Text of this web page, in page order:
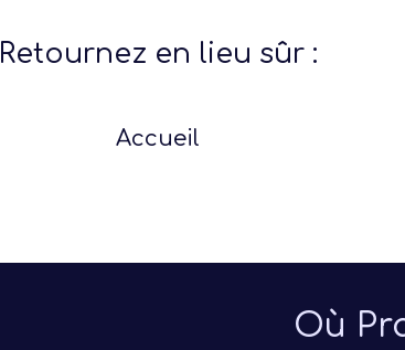
Retournez en lieu sûr :
Accueil
Où